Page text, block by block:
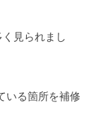
見られまし
いる箇所を補修